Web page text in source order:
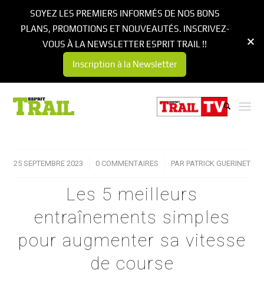
25 SEPTEMBRE 2023
/ 0 COMMENTAIRES
/ PAR PATRICK GUERINET
Les 5 meilleurs
entraînements simples
pour augmenter sa vitesse
de course
SOYEZ LES PREMIERS INFORMÉS DE NOS BONS
PLANS, PROMOTIONS ET NOUVEAUTÉS. INSCRIVEZ-
VOUS À LA NEWSLETTER ESPRIT TRAIL !!
Inscription à la Newsletter